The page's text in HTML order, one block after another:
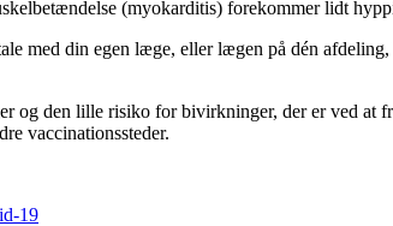
(myokarditis) forekommer lidt
med din egen læge, eller lægen på dén
og den lille risiko for bivirkninger, der er ved at
vaccinationssteder.
19